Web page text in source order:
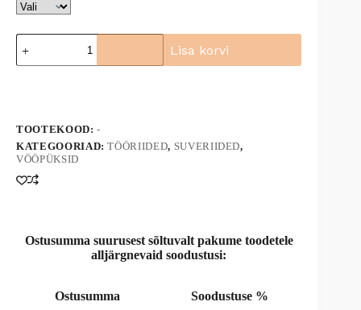
Põlvpüksid
BOSAFETY
OLYMPIC
Lisa korvi
r
n
a
t
TOOTEKOOD:-
KATEGOORIAD:TÖÖRIIDED, SUVERIIDED,
VÖÖPÜKSID
Ostusumma suurusest sõltuvalt pakume toodetele
alljärgnevaid soodustusi:
Ostusumma Soodustuse %